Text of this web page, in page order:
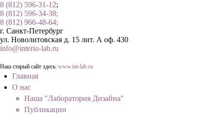
8 (812) 596-31-12;
8 (812) 596-34-38;
8 (812) 966-48-64;
г. Санкт-Петербург
ул. Новолитовская д. 15 лит. А оф. 430
info@interio-lab.ru
Наш старый сайт здесь: www.int-lab.ru
Главная
О нас
Наша "Лаборатория Дизайна"
Публикации